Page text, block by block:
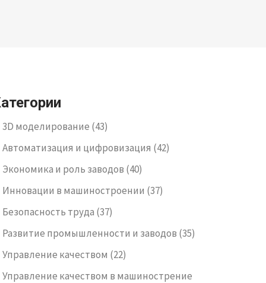
3D моделирование (43)
Автоматизация и цифровизация (42)
Экономика и роль заводов (40)
Инновации в машиностроении (37)
Безопасность труда (37)
Развитие промышленности и заводов (35)
Управление качеством (22)
Управление качеством в машинострение